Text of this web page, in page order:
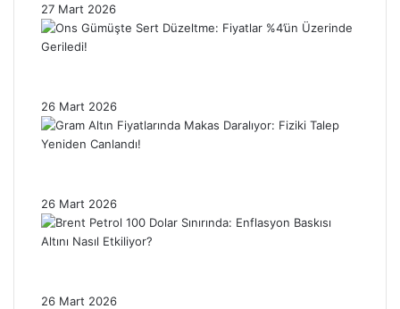
27 Mart 2026
26 Mart 2026
26 Mart 2026
26 Mart 2026